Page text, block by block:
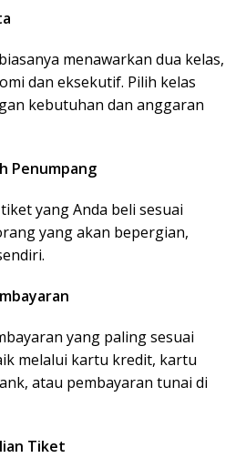
menawarkan dua kelas,
dan eksekutif. Pilih kelas
kebutuhan dan anggaran
Penumpang
yang Anda beli sesuai
yang akan bepergian,
yang paling sesuai
melalui kartu kredit, kartu
atau pembayaran tunai di
Tiket